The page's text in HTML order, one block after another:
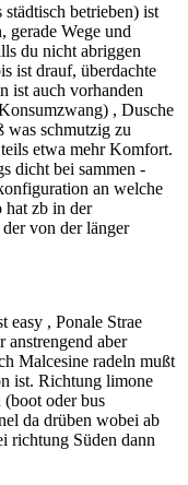
betrieben) ist
gerade Wege und
du nicht abriggen
ist drauf, überdachte
ist auch vorhanden
, Dusche
was schmutzig zu
etwa mehr Komfort.
dicht bei sammen -
an welche
hat zb in der
von der länger
easy , Ponale Strae
anstrengend aber
Malcesine radeln mußt
ist. Richtung limone
oder bus
da drüben wobei ab
richtung Süden dann